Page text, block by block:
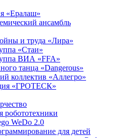
«Ералаш»
ансамбль
и труда «Лира»
«Стаи»
ВИА «FFA»
танца «Dangerous»
коллектив «Аллегро»
«ГРОТЕСК»
робототехники
WeDo 2.0
для детей